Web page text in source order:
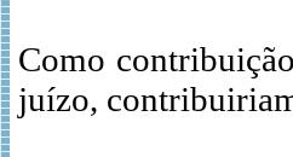
Como
juízo,